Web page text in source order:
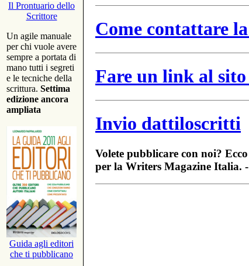
Il Prontuario dello
Scrittore
Un agile manuale
per chi vuole avere
sempre a portata di
mano tutti i segreti
e le tecniche della
scrittura. Settima
edizione ancora
ampliata
Guida agli editori
che ti pubblicano
Come contattare
Fare un link al
Invio dattiloscritti
Volete pubblicare con noi?
per la Writers Magazine Italia. -